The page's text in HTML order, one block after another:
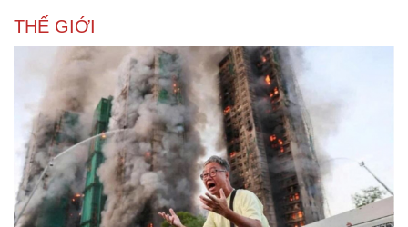
Sản phụ khoa
Nam khoa
Làm đẹp - giảm cân
Phòng mạch online
Ăn sạch sống khỏe
THẾ GIỚI